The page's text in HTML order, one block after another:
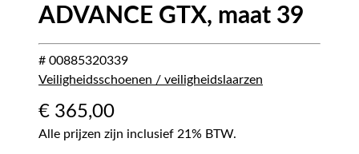
ADVANCE GTX, maat 39
# 00885320339
Veiligheidsschoenen / veiligheidslaarzen
€ 365,00
Alle prijzen zijn inclusief 21% BTW.